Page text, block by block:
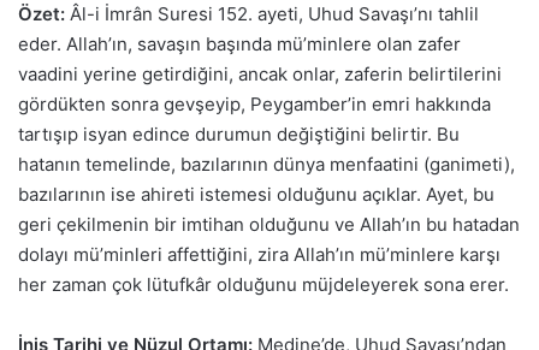
Özet: Âl-i İmrân Suresi 152. ayeti, Uhud Savaşı’nı tahlil
eder. Allah’ın, savaşın başında mü’minlere olan zafer
vaadini yerine getirdiğini, ancak onlar, zaferin belirtilerini
gördükten sonra gevşeyip, Peygamber’in emri hakkında
tartışıp isyan edince durumun değiştiğini belirtir. Bu
hatanın temelinde, bazılarının dünya menfaatini (ganimeti),
bazılarının ise ahireti istemesi olduğunu açıklar. Ayet, bu
geri çekilmenin bir imtihan olduğunu ve Allah’ın bu hatadan
dolayı mü’minleri affettiğini, zira Allah’ın mü’minlere karşı
her zaman çok lütufkâr olduğunu müjdeleyerek sona erer.
İniş Tarihi ve Nüzul Ortamı: Medine’de, Uhud Savaşı’ndan